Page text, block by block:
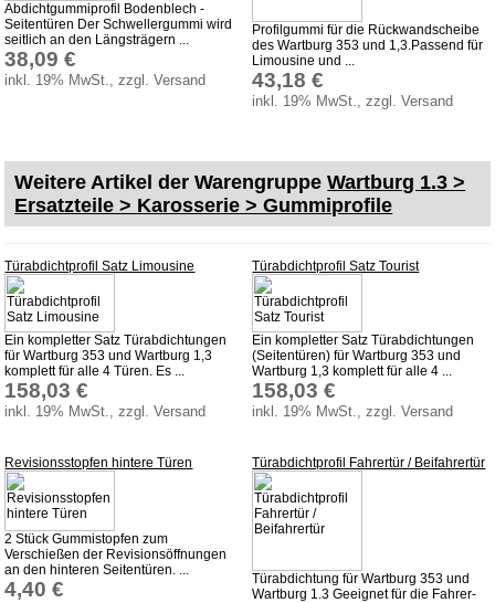
Abdichtgummiprofil Bodenblech -
Seitentüren Der Schwellergummi wird
seitlich an den Längsträgern ...
38,09 €
inkl. 19% MwSt., zzgl. Versand
Profilgummi für die Rückwandscheibe
des Wartburg 353 und 1,3.Passend für
Limousine und ...
43,18 €
inkl. 19% MwSt., zzgl. Versand
Weitere Artikel der WarengruppeWartburg 1.3 >
Ersatzteile > Karosserie > Gummiprofile
Türabdichtprofil Satz Limousine
Ein kompletter Satz Türabdichtungen
für Wartburg 353 und Wartburg 1,3
komplett für alle 4 Türen. Es ...
158,03 €
inkl. 19% MwSt., zzgl. Versand
Türabdichtprofil Satz Tourist
Ein kompletter Satz Türabdichtungen
(Seitentüren) für Wartburg 353 und
Wartburg 1,3 komplett für alle 4 ...
158,03 €
inkl. 19% MwSt., zzgl. Versand
Revisionsstopfen hintere Türen
2 Stück Gummistopfen zum
Verschießen der Revisionsöffnungen
an den hinteren Seitentüren. ...
4,40 €
Türabdichtprofil Fahrertür / Beifahrertür
Türabdichtung für Wartburg 353 und
Wartburg 1.3 Geeignet für die Fahrer-